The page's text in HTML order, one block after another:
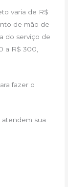
varia de R$
de mão de
do serviço de
a R$ 300,
fazer o
sua